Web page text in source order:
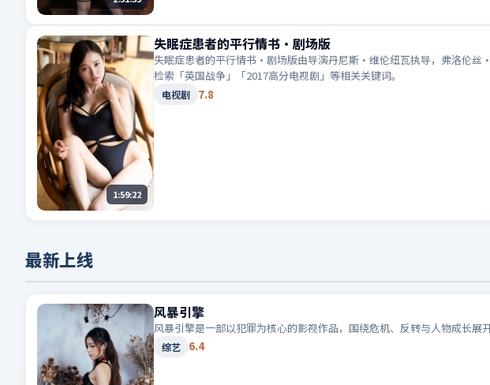
1:59:22
失眠症患者的平行情书·剧场版
失眠症患者的平行情书·剧场版由导演丹尼斯·维伦纽瓦执导，弗洛伦
检索「英国战争」「2017高分电视剧」等相关关键词。
电视剧 7.8
最新上线
风暴引擎
风暴引擎是一部以犯罪为核心的影视作品，围绕危机、反转与人物成长展
综艺 6.4